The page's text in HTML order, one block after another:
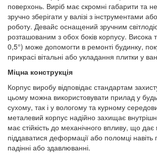
поверхонь. Виріб має скромні габарити та
зручно зберігати у валізі з інструментами
роботу. Девайс оснащений зручним
розташованим з обох боків корпусу. Висока
0,5°) може допомогти в ремонті будинку,
прикрасі вітальні або укладання плитки у
Міцна конструкція
Корпус виробу відповідає стандартам
цьому можна використовувати прилад у
сухому, так і у вологому та курному
металевий корпус надійно захищає
має стійкість до механічного впливу, що
піддаватися деформації або поломці
падінні або здавлюванні.